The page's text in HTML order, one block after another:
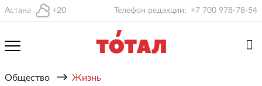
Астана +20 Телефон редакции: +7 700 978-78-54
Общество → Жизнь